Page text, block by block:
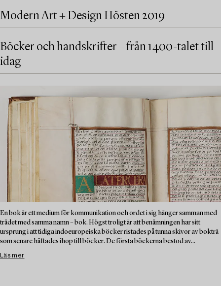
Modern Art + Design Hösten 2019
Böcker och handskrifter – från 1400-talet till
idag
En bok är ett medium för kommunikation och ordet i sig hänger samman med
trädet med samma namn – bok. Högst troligt är att benämningen har sitt
ursprung i att tidiga indoeuropeiska böcker ristades på tunna skivor av bokträ
som senare häftades ihop till böcker. De första böckerna bestod av...
Läs mer